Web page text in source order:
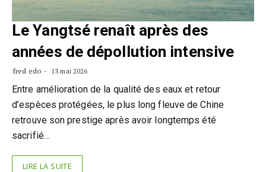
Le Yangtsé renaît après des
années de dépollution intensive
fred edo 13 mai 2026
Entre amélioration de la qualité des eaux et retour
d’espèces protégées, le plus long fleuve de Chine
retrouve son prestige après avoir longtemps été
sacrifié…
LIRE LA SUITE